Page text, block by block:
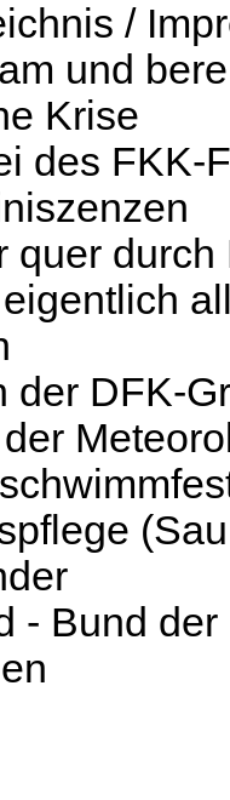
/
und
Krise
des FKK-
quer
der DFK-
- Bund